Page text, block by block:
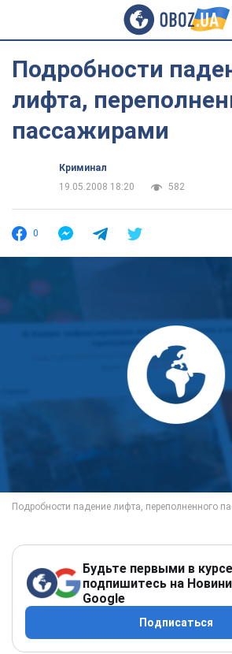
Подробности
лифта,
пассажирами
Криминал
19.05.2008 18:20
582
0
Будьте первыми в
подпишитесь на
Google
Подписаться